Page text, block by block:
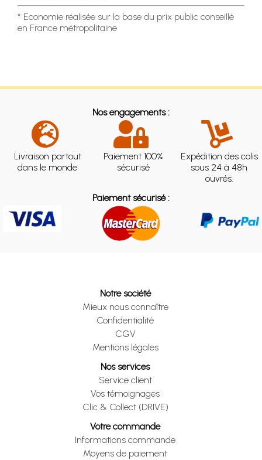
* Economie réalisée sur la base du prix public conseillé
en France métropolitaine
Nos engagements :
Livraison partout
dans le monde
Paiement 100%
sécurisé
Expédition des colis
sous 24 à 48h
ouvrés.
Paiement sécurisé :
Notre société
Mieux nous connaître
Confidentialité
CGV
Mentions légales
Nos services
Service client
Vos témoignages
Clic & Collect (DRIVE)
Votre commande
Informations commande
Moyens de paiement